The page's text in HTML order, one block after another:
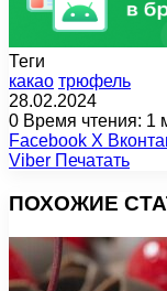
Теги
какао трюфель
28.02.2024
0 Время чтения: 1
Facebook X
Viber Печатать
ПОХОЖИЕ